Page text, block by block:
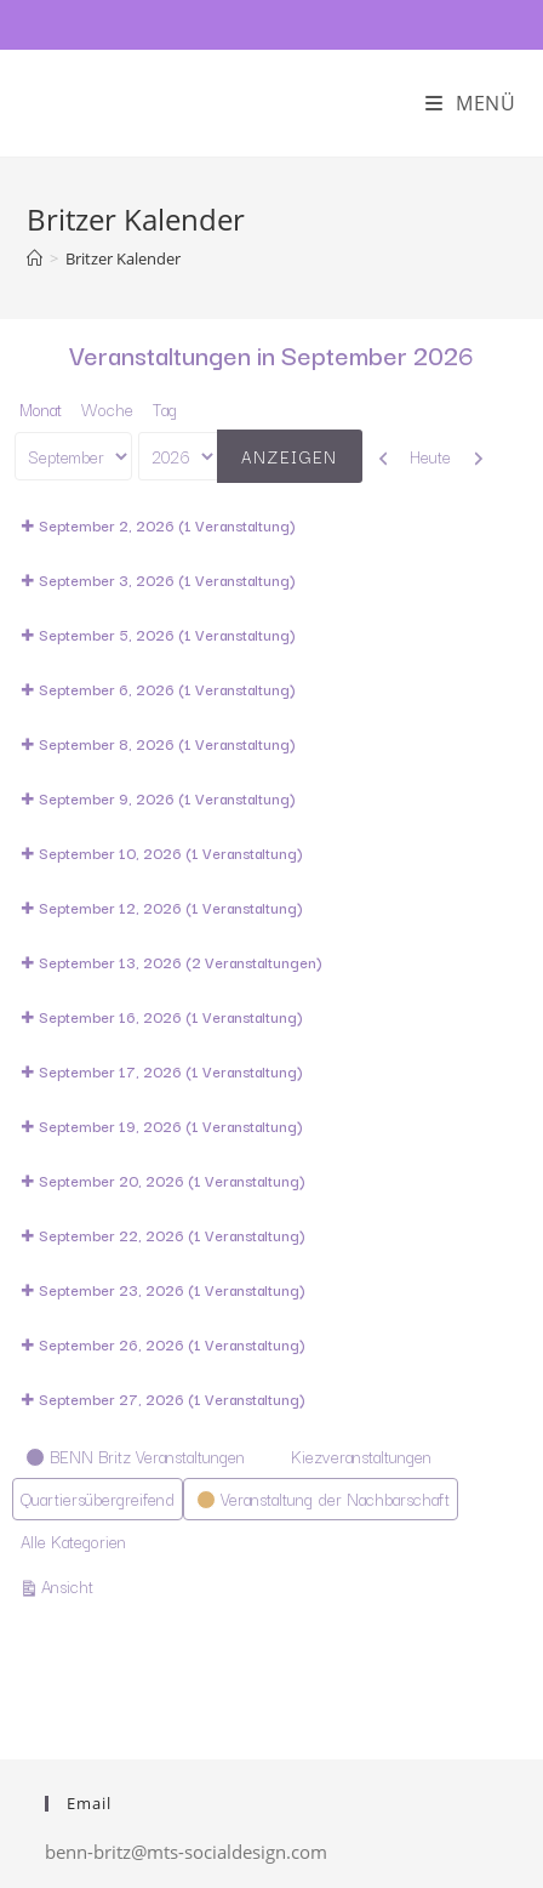
MENÜ
Britzer Kalender
> Britzer Kalender
Veranstaltungen in September 2026
Monat Woche Tag
Monat
Jahr
Zurück
Heute Weiter
September 2, 2026 (1 Veranstaltung)
September 3, 2026 (1 Veranstaltung)
September 5, 2026 (1 Veranstaltung)
September 6, 2026 (1 Veranstaltung)
September 8, 2026 (1 Veranstaltung)
September 9, 2026 (1 Veranstaltung)
September 10, 2026 (1 Veranstaltung)
September 12, 2026 (1 Veranstaltung)
September 13, 2026 (2 Veranstaltungen)
September 16, 2026 (1 Veranstaltung)
September 17, 2026 (1 Veranstaltung)
September 19, 2026 (1 Veranstaltung)
September 20, 2026 (1 Veranstaltung)
September 22, 2026 (1 Veranstaltung)
September 23, 2026 (1 Veranstaltung)
September 26, 2026 (1 Veranstaltung)
September 27, 2026 (1 Veranstaltung)
Kategorien
BENN Britz Veranstaltungen
Kiezveranstaltungen
Quartiersübergreifend
Veranstaltung der Nachbarschaft
Alle Kategorien
Ansichtausdrucken
Email
benn-britz@mts-socialdesign.com